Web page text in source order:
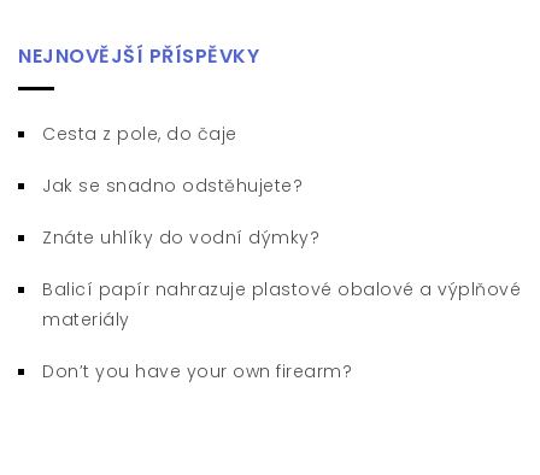
NEJNOVĚJŠÍ PŘÍSPĚVKY
Cesta z pole, do čaje
Jak se snadno odstěhujete?
Znáte uhlíky do vodní dýmky?
Balicí papír nahrazuje plastové obalové a výplňové
materiály
Don’t you have your own firearm?